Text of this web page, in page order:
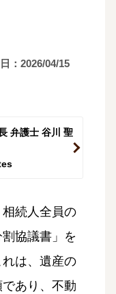
：2026/04/15
弁護士 谷川 聖
続人全員の
協議書」を
は、遺産の
あり、不動